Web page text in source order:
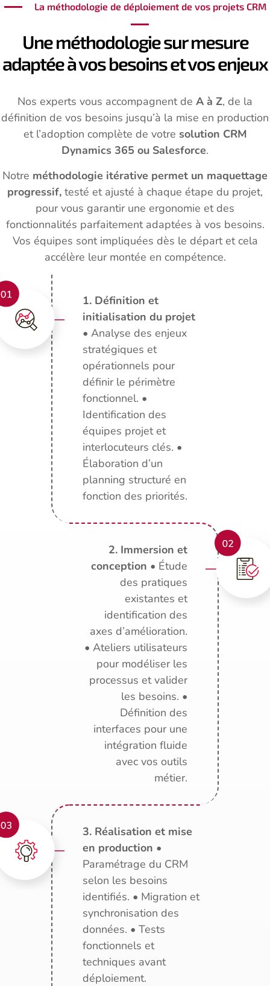
La méthodologie de déploiement de vos projets CRM
Une méthodologie sur mesure
adaptée à vos besoins et vos enjeux
Nos experts vous accompagnent de A à Z, de la
définition de vos besoins jusqu’à la mise en production
et l’adoption complète de votre solution CRM
Dynamics 365 ou Salesforce.
Notre méthodologie itérative permet un maquettage
progressif, testé et ajusté à chaque étape du projet,
pour vous garantir une ergonomie et des
fonctionnalités parfaitement adaptées à vos besoins.
Vos équipes sont impliquées dès le départ et cela
accélère leur montée en compétence.
1. Définition et
initialisation du projet
• Analyse des enjeux
stratégiques et
opérationnels pour
définir le périmètre
fonctionnel. •
Identification des
équipes projet et
interlocuteurs clés. •
Élaboration d’un
planning structuré en
fonction des priorités.
2. Immersion et
conception • Étude
des pratiques
existantes et
identification des
axes d’amélioration.
• Ateliers utilisateurs
pour modéliser les
processus et valider
les besoins. •
Définition des
interfaces pour une
intégration fluide
avec vos outils
métier.
3. Réalisation et mise
en production •
Paramétrage du CRM
selon les besoins
identifiés. • Migration et
synchronisation des
données. • Tests
fonctionnels et
techniques avant
déploiement.